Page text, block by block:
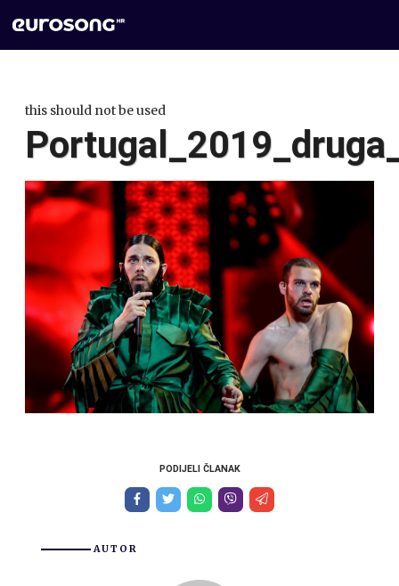
this should not be used
PODIJELI ČLANAK
AUTOR